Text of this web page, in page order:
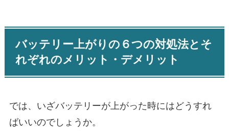
バッテリー上がりの６つの対処法とそ
れぞれのメリット・デメリット
では、いざバッテリーが上がった時にはどうすれ
ばいいのでしょうか。